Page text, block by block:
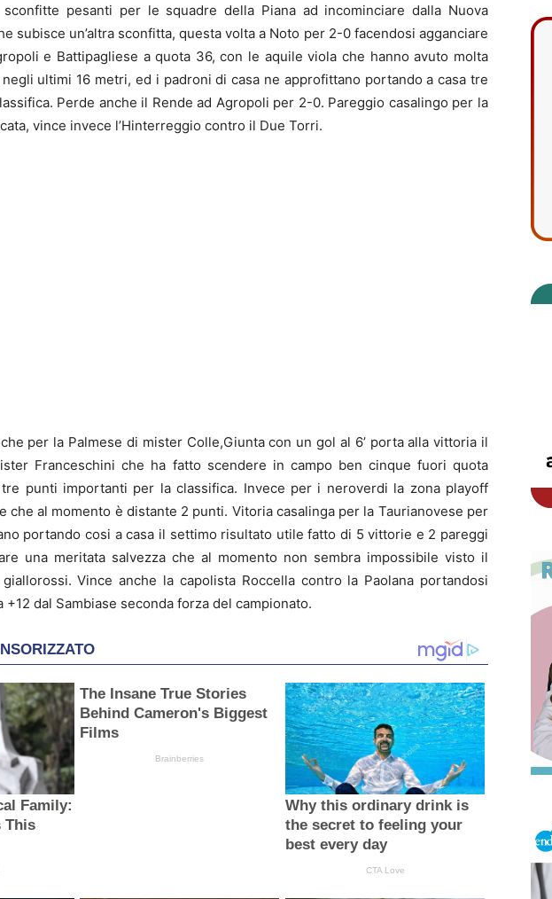
pesanti per le squadre della Piana ad incominciare dalla Nuova
subisce un’altra sconfitta, questa volta a Noto per 2-0 facendosi agganciare
e Battipagliese a quota 36, con le aquile viola che hanno avuto molta
ultimi 16 metri, ed i padroni di casa ne approfittano portando a casa tre
Perde anche il Rende ad Agropoli per 2-0. Pareggio casalingo per la
vince invece l’Hinterreggio contro il Due Torri.
per la Palmese di mister Colle,Giunta con un gol al 6’ porta alla vittoria il
Franceschini che ha fatto scendere in campo ben cinque fuori quota
punti importanti per la classifica. Invece per i neroverdi la zona playoff
che al momento è distante 2 punti. Vitoria casalinga per la Taurianovese per
portando cosi a casa il settimo risultato utile fatto di 5 vittorie e 2 pareggi
una meritata salvezza che al momento non sembra impossibile visto il
Vince anche la capolista Roccella contro la Paolana portandosi
+12 dal Sambiase seconda forza del campionato.